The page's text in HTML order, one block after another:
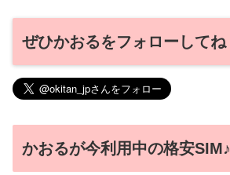
ぜひかおるをフォローしてね
かおるが今利用中の格安SIM♪